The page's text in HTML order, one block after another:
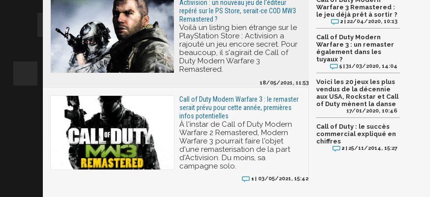
Activision : un nouveau jeu de l'éditeur
repéré sur le PS Store, serait-ce COD MW3
Remastered ?
Voilà un listing bien étrange sur le
PlayStation Store : Activision a
rajouté un jeu encore secret. Pour
beaucoup, il s'agirait de Call of
Duty Modern Warfare 3
Remastered.
18/05/2021, 11:53
Call of Duty Modern Warfare 3 : le remaster
serait prévu pour cette année, premières
infos potentielles
À l'instar de Call of Duty Modern
Warfare 2 Remastered, Modern
Warfare 3 pourrait faire l'objet
d'une remasterisation de la part
d'Activision. Du moins, sa
campagne solo.
1 | 03/05/2021, 15:42
Warfare 3 Remastered :
le jeu déjà prêt à sortir ?
2 | 22/04/2020, 10:13
Call of Duty Modern
Warfare 3 : un remaster
également dans les
tuyaux ?
5 |31/03/2020, 14:04
Voici les 20 jeux les plus
vendus de la décennie
aux USA, Rockstar et Call
of Duty mènent la danse
17/01/2020, 10:46
Call of Duty : le succès
commercial expliqué en
chiffres
2 | 25/11/2014, 15:27